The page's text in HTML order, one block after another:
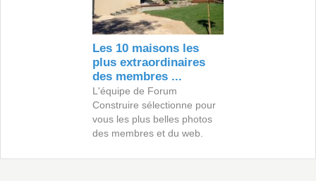
Les 10 maisons les
plus extraordinaires
des membres ...
L'équipe de Forum
Construire sélectionne pour
vous les plus belles photos
des membres et du web.